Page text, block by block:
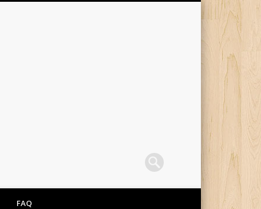
FAQ